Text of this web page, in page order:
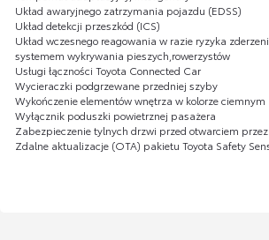
Układ awaryjnego zatrzymania pojazdu (EDSS)
Układ detekcji przeszkód (ICS)
Układ wczesnego reagowania w razie ryzyka
systemem wykrywania pieszych,rowerzystów
Usługi łączności Toyota Connected Car
Wycieraczki podgrzewane przedniej szyby
Wykończenie elementów wnętrza w kolorze ciemnym
Wyłącznik poduszki powietrznej pasażera
Zabezpieczenie tylnych drzwi przed otwarciem
Zdalne aktualizacje (OTA) pakietu Toyota Safety